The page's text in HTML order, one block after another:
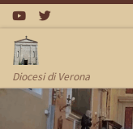
Passa al contenuto
Diocesi di Verona